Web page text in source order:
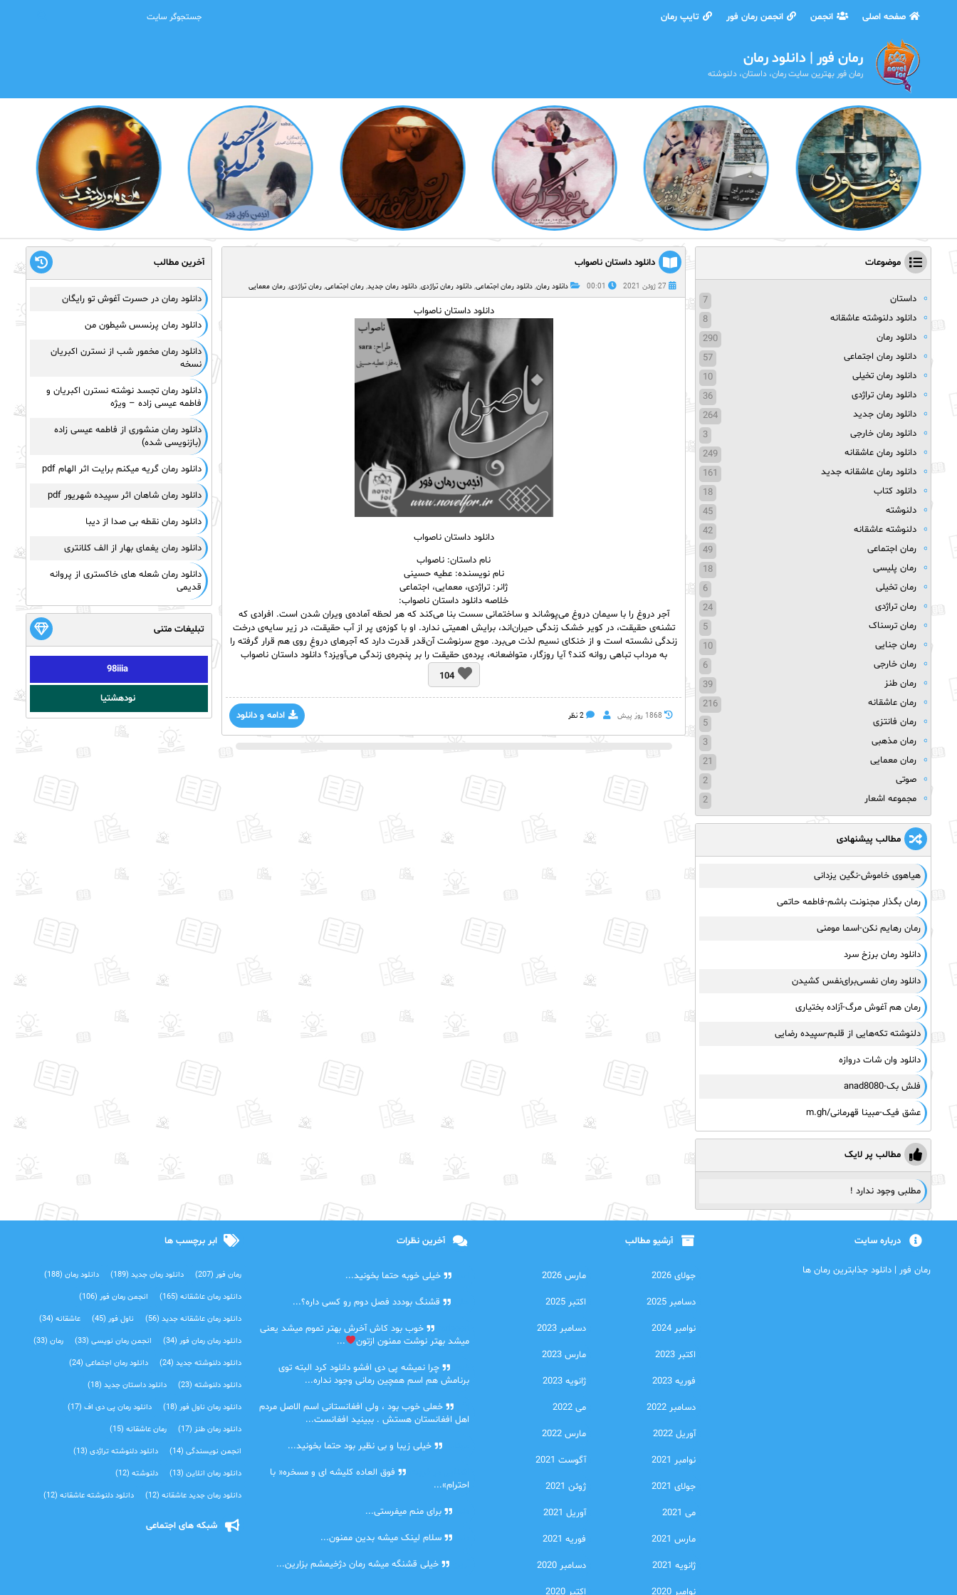
صفحه اصلی انجمن انجمن رمان فور تایپ رمان
رمان فور | دانلود رمان
رمان فور بهترین سایت رمان، داستان، دلنوشته
دانلود داستان ناصواب
27 ژوئن 2021 00:01 دانلود رمان, دانلود رمان اجتماعی, دانلود رمان تراژدی, دانلود رمان جدید, رمان اجتماعی, رمان تراژدی, رمان معمایی
دانلود داستان ناصواب
دانلود داستان ناصواب
نام داستان: ناصواب
نام نویسنده: عطیه حسینی
ژانر: تراژدی، معمایی، اجتماعی
خلاصه دانلود داستان ناصواب:
آجر دروغ را با سیمان دروغ می‌پوشاند و ساختمانی سست بنا می‌کند که هر لحظه آماده‌ی ویران شدن است. افرادی که
تشنه‌ی حقیقت، در کویر خشک زندگی حیران‌اند، برایش اهمیتی ندارد. او با کوزه‌ی پر از آب حقیقت، در زیر سایه‌ی درخت
زندگی نشسته است و از خنکای نسیم لذت می‌برد. موج سرنوشت آن‌قدر قدرت دارد که آجر‌های دروغِ روی هم قرار گرفته‌ را
به مرداب تباهی روانه کند؟ آیا روزگار، متواضعانه، پرده‌ی حقیقت را بر پنجره‌ی زندگی می‌آویزد؟ دانلود داستان ناصواب
104
ادامه و دانلود 1868 روز پيش 2 نظر
موضوعات
داستان
7
دانلود دلنوشته عاشقانه
8
دانلود رمان
290
دانلود رمان اجتماعی
57
دانلود رمان تخیلی
10
دانلود رمان تراژدی
36
دانلود رمان جدید
264
دانلود رمان خارجی
3
دانلود رمان عاشقانه
249
دانلود رمان عاشقانه جدید
161
دانلود کتاب
18
دلنوشته
45
دلنوشته عاشقانه
42
رمان اجتماعی
49
رمان پلیسی
18
رمان تخیلی
6
رمان تراژدی
24
رمان ترسناک
5
رمان جنایی
10
رمان خارجی
6
رمان طنز
39
رمان عاشقانه
216
رمان فانتزی
5
رمان مذهبی
3
رمان معمایی
21
صوتی
2
مجموعه اشعار
2
مطالب پیشنهادی
هیاهوی خاموش-نگین یزدانی
رمان بگذار مجنونت باشم-فاطمه حاتمی
رمان رهایم نکن-اسما مومنی
دانلود رمان برزخ سرد
دانلود رمان نفسی‌برای‌نفس کشیدن
رمان هم آغوش مرگ-آزاده بختیاری
دلنوشته تکه‌هایی از قلبم-سپیده رضایی
دانلود وان شات دروازه
فلش بک-anad8080
عشق فیک-مبینا قهرمانی/m.gh
مطالب پر لایک
مطلبی وجود ندارد !
آخرین مطالب
دانلود رمان در حسرت آغوش تو رایگان
دانلود رمان پرنسس شیطون من
دانلود رمان مخمور شب از نسترن اکبریان
نسخه
دانلود رمان تجسد نوشته نسترن اکبریان و
فاطمه عیسی زاده – ویژه
دانلود رمان منشوری از فاطمه عیسی زاده
(بازنویسی شده)
دانلود رمان گریه میکنم برایت اثر الهام pdf
دانلود رمان شاهان اثر سپیده شهریور pdf
دانلود رمان نقطه بی صدا از دیبا
دانلود رمان یغمای بهار از الف کلانتری
دانلود رمان شعله های خاکستری از پروانه
قدیمی
تبلیغات متنی
98iiia
نودهشتیا
درباره سایت
رمان فور | دانلود جذابترین رمان ها
آرشیو مطالب
جولای 2026 مارس 2026
دسامبر 2025 اکتبر 2025
نوامبر 2024 دسامبر 2023
اکتبر 2023 مارس 2023
فوریه 2023 ژانویه 2023
دسامبر 2022 می 2022
آوریل 2022 مارس 2022
نوامبر 2021 آگوست 2021
جولای 2021 ژوئن 2021
می 2021 آوریل 2021
مارس 2021 فوریه 2021
ژانویه 2021 دسامبر 2020
نوامبر 2020 اکتبر 2020
آخرین نظرات
خیلی خوبه حتما بخونید...
قشنگ بوددد فصل دوم رو کسی داره؟...
خوب بود کاش آخرش بهتر تموم میشد یعنی
میشد بهتر نوشت ممنون ازتون
...
چرا نمیشه پی دی افشو دانلود کرد البته توی
برنامش هم اسم همچین رمانی وجود نداره...
خعلی خوب بود ، ولی افغانستانی اسم الاصل مردم
اهل افغانستان هستش . ببینید افغانست...
خیلی زیبا و بی نظیر بود حتما بخونید...
فوق العاده کلیشه ای و مسخره« با
احترام»...
برای منم میفرستی...
سلام لینک میشه بدین ممنون...
خیلی قشنگه میشه رمان دژخیمشم بزارین...
ابر برچسب ها
رمان فور (207) دانلود رمان جدید (189) دانلود رمان (188)
دانلود رمان عاشقانه (165) انجمن رمان فور (106)
دانلود رمان عاشقانه جدید (56) ناول فور (45) عاشقانه (34)
دانلود رمان رمان فور (34) انجمن رمان نویسی (33) رمان (33)
دانلود دلنوشته جدید (24) دانلود رمان اجتماعی‌ (24)
دانلود دلنوشته (23) دانلود داستان جدید (18)
دانلود رمان ناول فور (18) دانلود رمان پی دی اف (17)
دانلود رمان طنز (17) رمان عاشقانه (15)
انجمن نویسندگی (14) دانلود دلنوشته تراژدی‌ (13)
دانلود رمان انلاین (13) دلنوشته (12)
دانلود رمان جدید عاشقانه (12) دانلود دلنوشته عاشقانه (12)
شبکه های اجتماعی